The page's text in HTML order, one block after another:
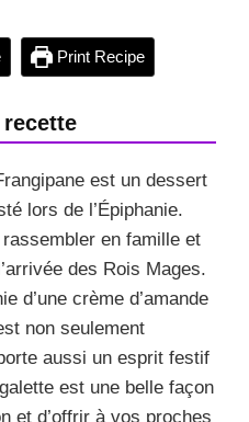
Print Recipe
est un dessert
lors de l’Épiphanie.
en famille et
des Rois Mages.
d’une crème d’amande
non seulement
aussi un esprit festif
est une belle façon
et d’offrir à vos proches